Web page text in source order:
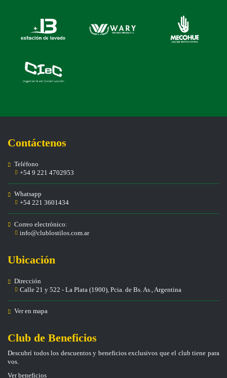
Contáctenos
Teléfono
+54 9 221 4702953
Whatsapp
+54 221 3601434
Correo electrónico:
info@clublostilos.com.ar
Ubicación
Dirección
Calle 21 y 522 - La Plata (1900), Pcia. de Bs. As., Argentina
Ver en mapa
Club de Beneficios
Descubrí todos los descuentos y beneficios exclusivos que el club tiene para
vos.
Ver beneficios